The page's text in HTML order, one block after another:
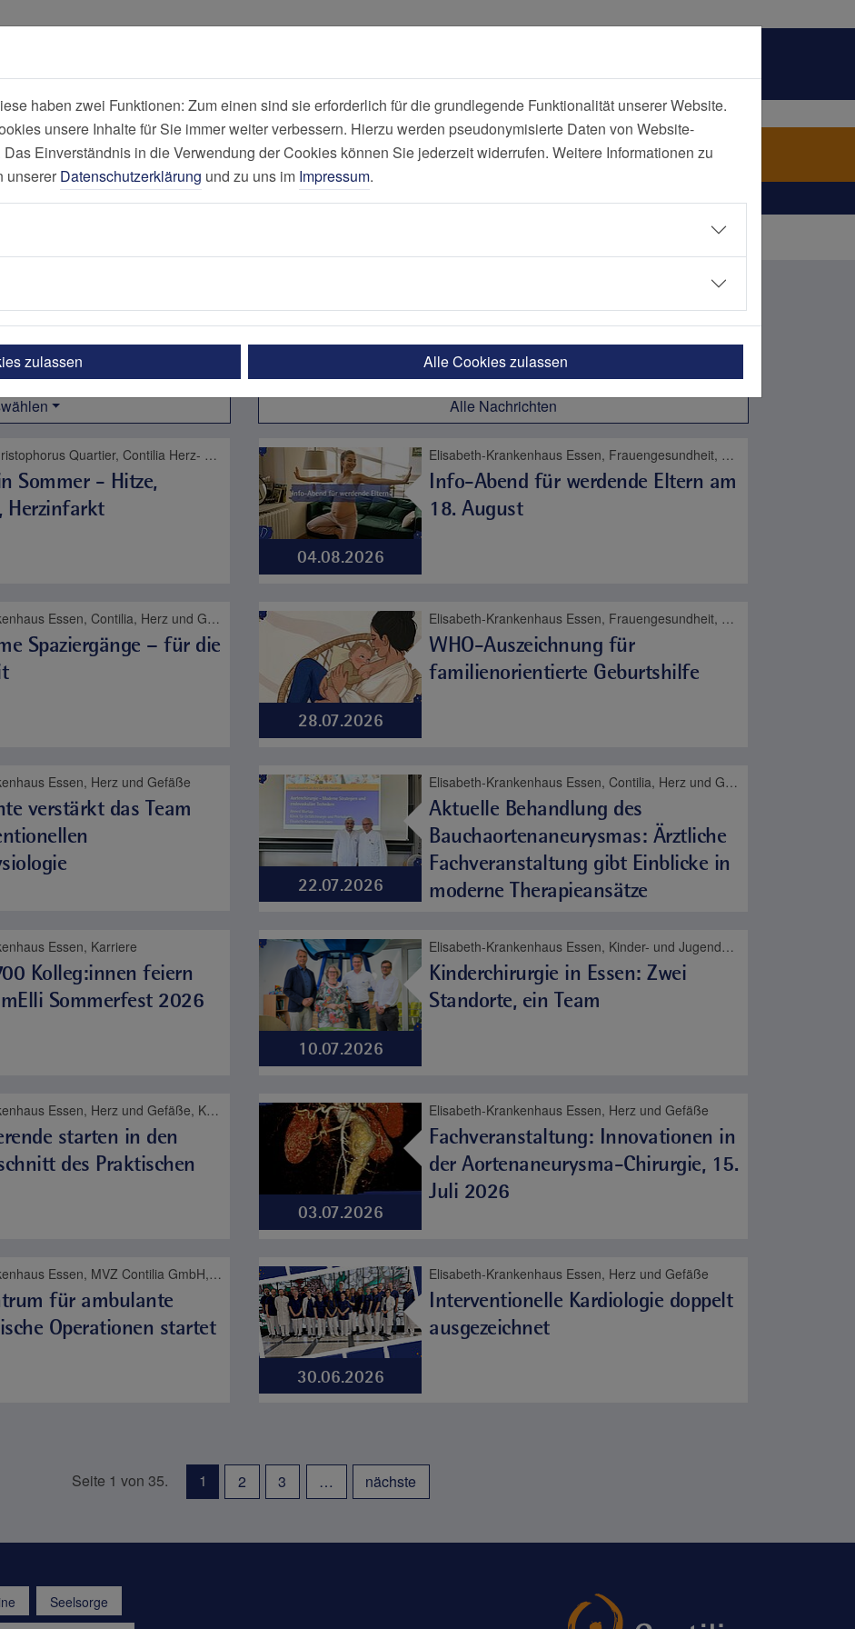
Nachrichten nach Kategorie
Elisabeth-Krankenhaus Essen
Alle Nachrichten
Bodyguard!, Christophorus Quartier, Contilia Herz- und Gefäßzentrum, Contilia Institut für Psychosoziale Medizin, Contilia Klinik Management, Contilia Pflege und Betreuung, Contilia Zentrum für Arbeitsmedizin und Gesundheitsmanagement, Contilia Zentrum für Krankenhaushygiene, CTR Huttrop, Elisabeth-Krankenhaus Essen, Emmaus Quartier, Engelbertus Quartier, Fachklinik Kamillushaus Heidhausen, Franziskushaus, Franziskus Quartier, Geriatrie-Zentrum Haus Berge, Gesundheitspark Altenessen, Haus Berge, Haus Berge Quartier, Hildegardis Quartier, Katholisches Familienzentrum und Kindergarten Auf den Hufen, Kängurus - Ambulante Kinderkrankenpflege, Katholische Kliniken Ruhrhalbinsel, Kita St. Theresia, Laurentius Quartier, Maria Frieden Quartier, Martin Luther Quartier, MVZ Contilia GmbH, Philippusstift, Praxis am Grillo-Theater, Raphaelhaus, SPORTZ - Medizinisches Gerätetraining, Sportz Am Uhlenkrug, St. Andreas Quartier, St. Elisabeth-Krankenhaus Niederwenigern, St. Elisabeth Quartier, St. Josef-Krankenhaus Kupferdreh, St. Josef Quartier, St. Marien-Hospital Mülheim an der Ruhr, St. Marien Quartier, Stationäre Reha Sucht, Theaterpassage, Therapie und Reha Kupferdreh, Wohnanlage St. Anna-Stift
Sommer - Hitze,
Herzinfarkt
04.08.2026
Elisabeth-Krankenhaus Essen, Frauengesundheit, Geburt
Info-Abend für werdende Eltern am
18. August
Elisabeth-Krankenhaus Essen, Contilia, Herz und Gefäße
Spaziergänge – für die
28.07.2026
Elisabeth-Krankenhaus Essen, Frauengesundheit, Geburt, Kinder- und Jugendmedizin
WHO-Auszeichnung für
familienorientierte Geburtshilfe
Essen, Herz und Gefäße
verstärkt das Team
22.07.2026
Elisabeth-Krankenhaus Essen, Contilia, Herz und Gefäße
Aktuelle Behandlung des
Bauchaortenaneurysmas: Ärztliche
Fachveranstaltung gibt Einblicke in
moderne Therapieansätze
Essen, Karriere
Kolleg:innen feiern
Sommerfest 2026
10.07.2026
Elisabeth-Krankenhaus Essen, Kinder- und Jugendmedizin
Kinderchirurgie in Essen: Zwei
Standorte, ein Team
Elisabeth-Krankenhaus Essen, Herz und Gefäße, Karriere, Kinder- und Jugendmedizin, Viszeralmedizin
starten in den
des Praktischen
03.07.2026
Elisabeth-Krankenhaus Essen, Herz und Gefäße
Fachveranstaltung: Innovationen in
der Aortenaneurysma-Chirurgie, 15.
Juli 2026
Elisabeth-Krankenhaus Essen, MVZ Contilia GmbH, St. Josef-Krankenhaus Kupferdreh, Frauengesundheit
für ambulante
Operationen startet
30.06.2026
Elisabeth-Krankenhaus Essen, Herz und Gefäße
Interventionelle Kardiologie doppelt
ausgezeichnet
Seite 1 von 35. 1 2 3 … nächste
Seelsorge
haben zwei Funktionen: Zum einen sind sie erforderlich für die grundlegende Funktionalität unserer Website.
unsere Inhalte für Sie immer weiter verbessern. Hierzu werden pseudonymisierte Daten von Website-
Einverständnis in die Verwendung der Cookies können Sie jederzeit widerrufen. Weitere Informationen zu
unserer Datenschutzerklärung und zu uns im Impressum.
zulassen Alle Cookies zulassen